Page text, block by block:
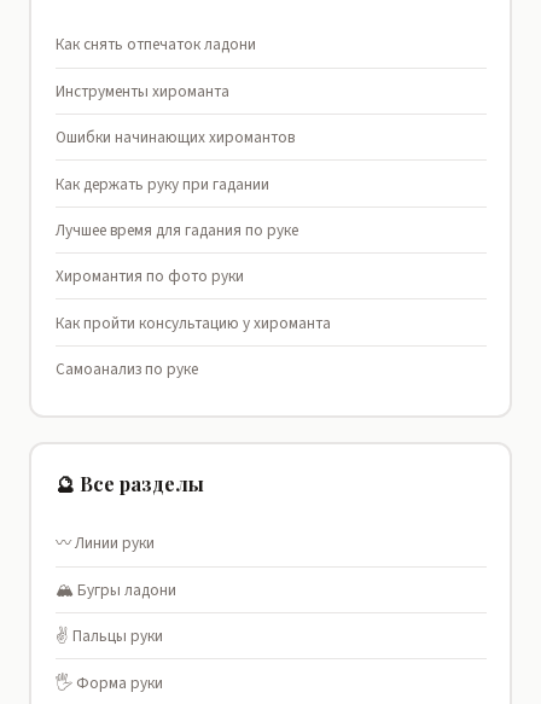
Как снять отпечаток ладони
Инструменты хироманта
Ошибки начинающих хиромантов
Как держать руку при гадании
Лучшее время для гадания по руке
Хиромантия по фото руки
Как пройти консультацию у хироманта
Самоанализ по руке
🔮 Все разделы
〰️ Линии руки
🏔️ Бугры ладони
✌️ Пальцы руки
🖐️ Форма руки